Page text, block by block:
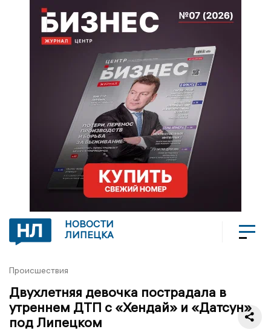
НОВОСТИ
ЛИПЕЦКА
Происшествия
Двухлетняя девочка пострадала в
утреннем ДТП с «Хендай» и «Датсун»
под Липецком